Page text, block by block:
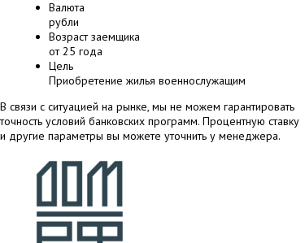
Валюта
рубли
Возраст заемщика
от 25 года
Цель
Приобретение жилья военнослужащим
В связи с ситуацией на рынке, мы не можем гарантировать
точность условий банковских программ. Процентную ставку
и другие параметры вы можете уточнить у менеджера.